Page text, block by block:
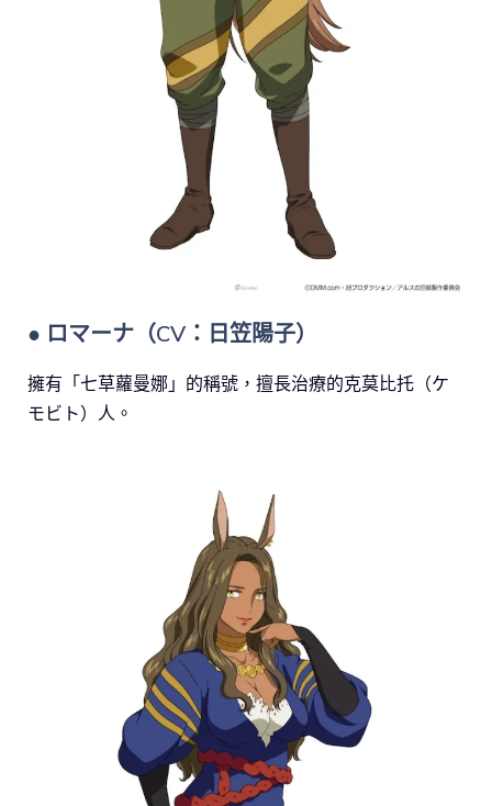
● ロマーナ（CV：日笠陽子）
擁有「七草蘿曼娜」的稱號，擅長治療的克莫比托（ケ
モビト）人。